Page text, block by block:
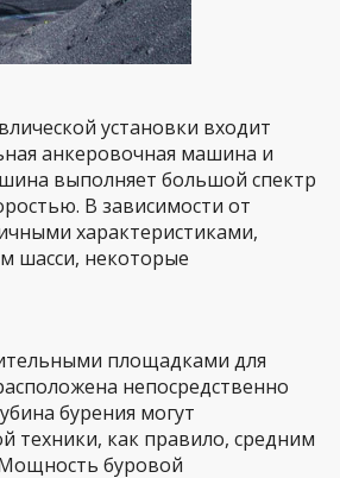
установки входит
анкеровочная машина и
выполняет большой спектр
В зависимости от
характеристиками,
шасси, некоторые
площадками для
непосредственно
бурения могут
техники, как правило, средним
Мощность буровой